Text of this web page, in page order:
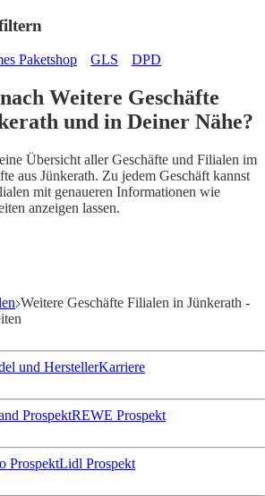
Paketshop GLS DPD
Weitere Geschäfte
und in Deiner Nähe?
Übersicht aller Geschäfte und Filialen im
aus Jünkerath. Zu jedem Geschäft kannst
mit genaueren Informationen wie
anzeigen lassen.
Weitere Geschäfte Filialen in Jünkerath -
und HerstellerKarriere
ProspektREWE Prospekt
ProspektLidl Prospekt